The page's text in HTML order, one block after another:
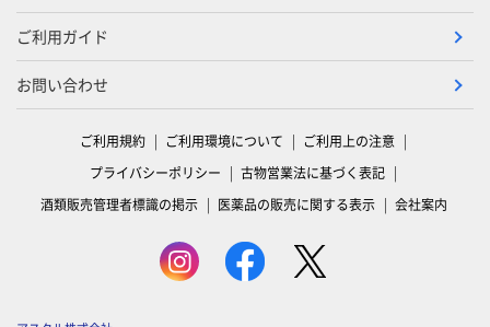
ご利用ガイド
お問い合わせ
ご利用規約 ご利用環境について
ご利用上の注意
プライバシーポリシー
古物営業法に基づく表記
酒類販売管理者標識の掲示
医薬品の販売に関する表示 会社案内